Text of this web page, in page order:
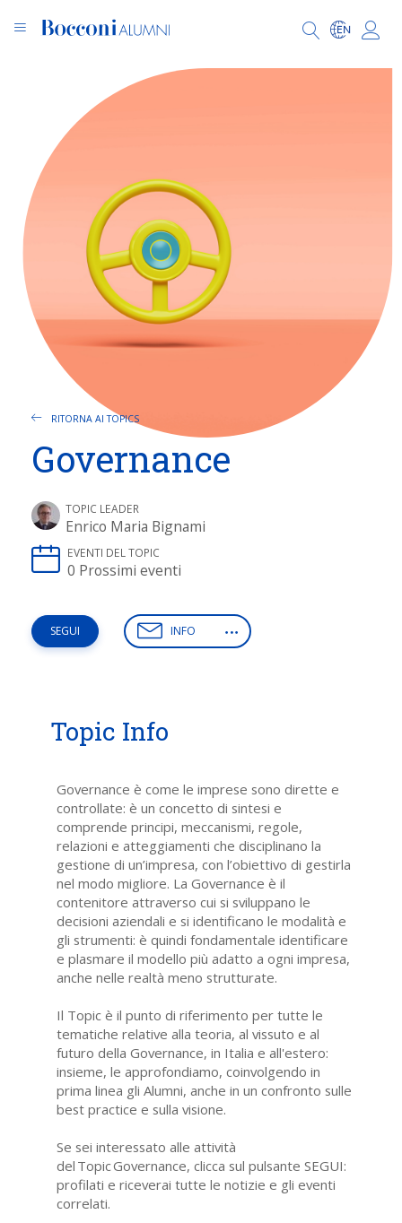
RITORNA AI TOPICS
Governance
TOPIC LEADER
Enrico Maria Bignami
EVENTI DEL TOPIC
0 Prossimi eventi
SEGUI INFO
Topic Info
Governance è come le imprese sono dirette e
controllate: è un concetto di sintesi e
comprende principi, meccanismi, regole,
relazioni e atteggiamenti che disciplinano la
gestione di un’impresa, con l’obiettivo di gestirla
nel modo migliore. La Governance è il
contenitore attraverso cui si sviluppano le
decisioni aziendali e si identificano le modalità e
gli strumenti: è quindi fondamentale identificare
e plasmare il modello più adatto a ogni impresa,
anche nelle realtà meno strutturate.
Il Topic è il punto di riferimento per tutte le
tematiche relative alla teoria, al vissuto e al
futuro della Governance, in Italia e all'estero:
insieme, le approfondiamo, coinvolgendo in
prima linea gli Alumni, anche in un confronto sulle
best practice e sulla visione.
Se sei interessato alle attività
del Topic Governance, clicca sul pulsante SEGUI:
profilati e riceverai tutte le notizie e gli eventi
correlati.